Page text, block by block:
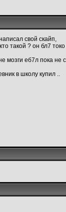
свой скайп,
такой ? он бл7
мозги еб7л пока не
в школу купил ..